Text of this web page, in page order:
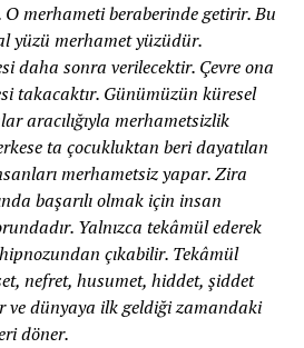
merhameti beraberinde getirir. Bu
yüzü merhamet yüzüdür.
daha sonra verilecektir. Çevre ona
takacaktır. Günümüzün küresel
aracılığıyla merhametsizlik
ta çocukluktan beri dayatılan
merhametsiz yapar. Zira
başarılı olmak için insan
Yalnızca tekâmül ederek
çıkabilir. Tekâmül
nefret, husumet, hiddet, şiddet
ve dünyaya ilk geldiği zamandaki
döner.